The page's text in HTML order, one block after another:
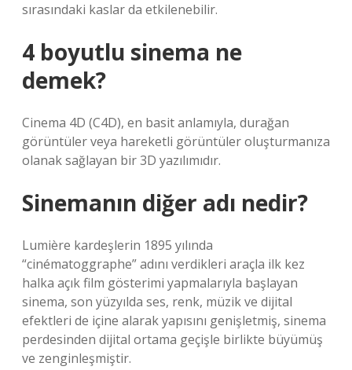
sırasındaki kaslar da etkilenebilir.
4 boyutlu sinema ne
demek?
Cinema 4D (C4D), en basit anlamıyla, durağan
görüntüler veya hareketli görüntüler oluşturmanıza
olanak sağlayan bir 3D yazılımıdır.
Sinemanın diğer adı nedir?
Lumière kardeşlerin 1895 yılında
“cinématoggraphe” adını verdikleri araçla ilk kez
halka açık film gösterimi yapmalarıyla başlayan
sinema, son yüzyılda ses, renk, müzik ve dijital
efektleri de içine alarak yapısını genişletmiş, sinema
perdesinden dijital ortama geçişle birlikte büyümüş
ve zenginleşmiştir.